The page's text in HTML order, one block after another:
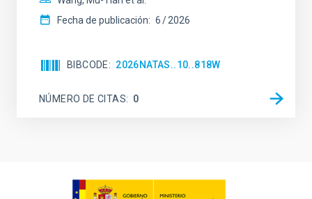
Fecha de publicación: 6 2026
BIBCODE 2026NATAS..10..818W
NÚMERO DE CITAS 0